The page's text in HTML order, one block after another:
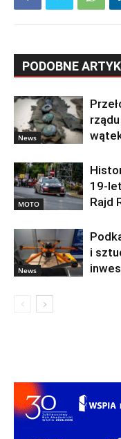
PODOBNE
News
MOTO
19-
Rajd
News
i